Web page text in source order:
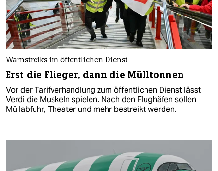
Warnstreiks im öffentlichen Dienst
Erst die Flieger, dann die Mülltonnen
Vor der Tarifverhandlung zum öffentlichen Dienst lässt
Verdi die Muskeln spielen. Nach den Flughäfen sollen
Müllabfuhr, Theater und mehr bestreikt werden.